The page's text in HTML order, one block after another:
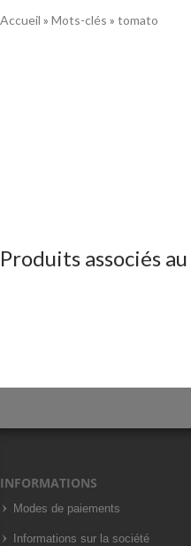
Accueil » Mots-clés » tomato
Produits associés
INFORMATIONS
Modes de paiements
Informations sur la société